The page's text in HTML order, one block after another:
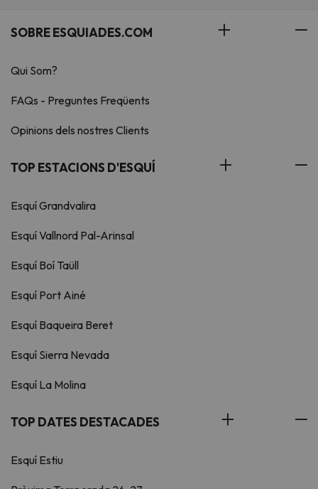
SOBRE ESQUIADES.COM
Qui Som?
FAQs - Preguntes Freqüents
Opinions dels nostres Clients
TOP ESTACIONS D'ESQUÍ
Esquí Grandvalira
Esquí Vallnord Pal-Arinsal
Esquí Boí Taüll
Esquí Port Ainé
Esquí Baqueira Beret
Esquí Sierra Nevada
Esquí La Molina
TOP DATES DESTACADES
Esquí Estiu